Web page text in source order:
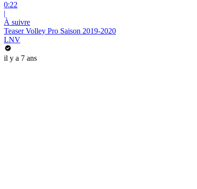
0:22
|
À suivre
Teaser Volley Pro Saison 2019-2020
LNV
il y a 7 ans